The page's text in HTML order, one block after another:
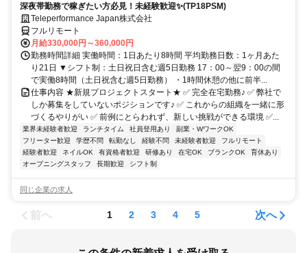
深夜帯勤務で稼ぎたい方必見！未経験歓迎✨(TP18PSM)
Teleperformance Japan株式会社
フルリモート
月給330,000円～360,000円
勤務時間詳細 実働時間：1日あたり8時間 平均勤務日数：1ヶ月あた
り21日 ▼シフト制：土日祝日含む週5日勤務 17：00～翌9：00の間
で実働8時間（土日祝含む週5日勤務） ・1時間休憩の他に前半...
仕事内容 ★新規プロジェクトスタート★ ✅ 完全在宅勤務♪ ✅ 弊社で
しか募集をしていないポジションです♪ ✅ これからの組織を一緒に形
づくるやりがい ✅ 前例にとらわれず、新しい挑戦ができる環境 ✅...
業界未経験者歓迎 ランチタイム 社員登用あり
副業・WワークOK
フリーター歓迎
学歴不問 転勤なし 経験不問 未経験者歓迎
フルリモート
経験者歓迎
ネイルOK 有資格者歓迎 研修あり 在宅OK ブランクOK
育休あり
オープニングスタッフ
長期歓迎 シフト制
同じ企業の求人
前へ 1 2 3 4 5 次へ